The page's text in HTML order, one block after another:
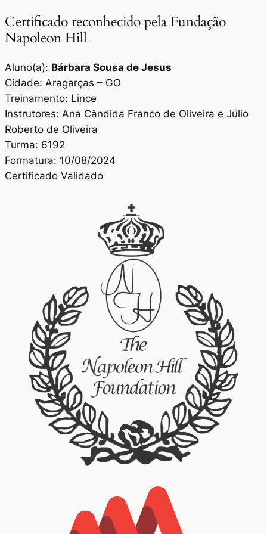
Certificado reconhecido pela Fundação
Napoleon Hill
Aluno(a): Bárbara Sousa de Jesus
Cidade: Aragarças – GO
Treinamento: Lince
Instrutores: Ana Cândida Franco de Oliveira e Júlio
Roberto de Oliveira
Turma: 6192
Formatura: 10/08/2024
Certificado Validado